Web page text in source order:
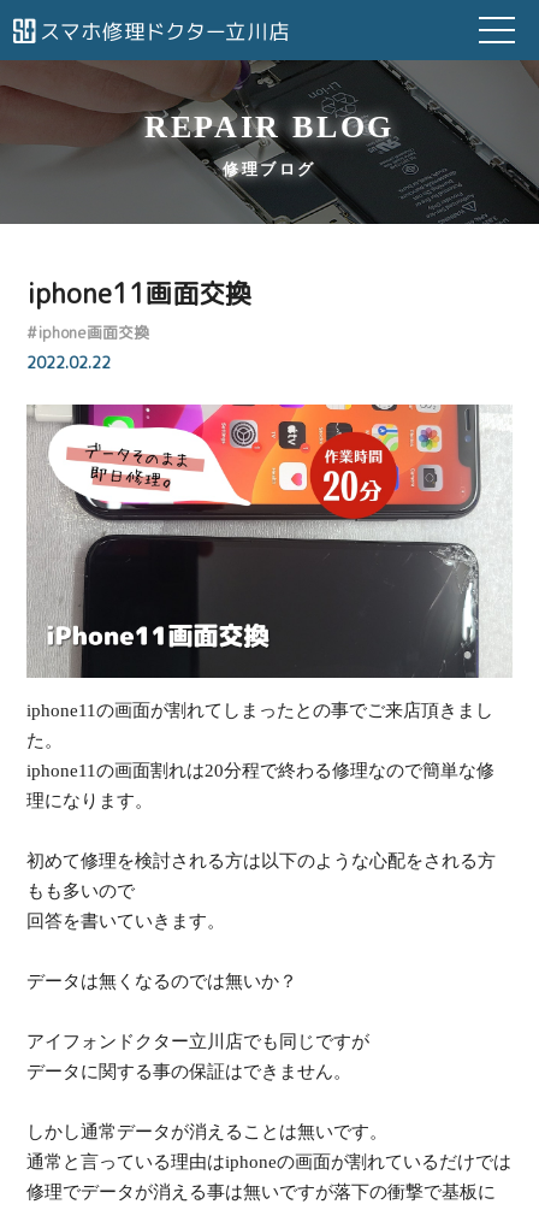
REPAIR BLOG
修理ブログ
iphone11画面交換
#iphone画面交換
2022.02.22
iphone11の画面が割れてしまったとの事でご来店頂きまし
た。
iphone11の画面割れは20分程で終わる修理なので簡単な修
理になります。
初めて修理を検討される方は以下のような心配をされる方
もも多いので
回答を書いていきます。
データは無くなるのでは無いか？
アイフォンドクター立川店でも同じですが
データに関する事の保証はできません。
しかし通常データが消えることは無いです。
通常と言っている理由はiphoneの画面が割れているだけでは
修理でデータが消える事は無いですが落下の衝撃で基板に